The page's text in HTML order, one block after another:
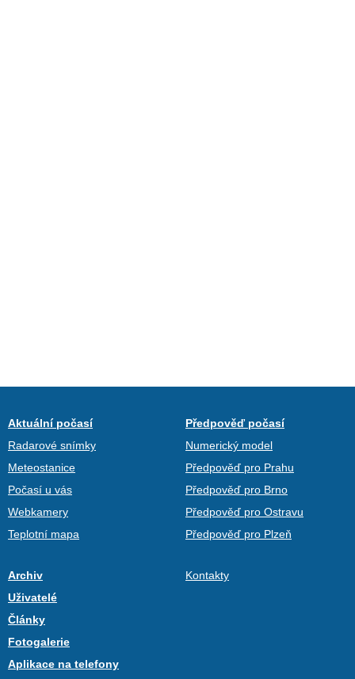
Aktuální počasí
Radarové snímky
Meteostanice
Počasí u vás
Webkamery
Teplotní mapa
Předpověď počasí
Numerický model
Předpověď pro Prahu
Předpověď pro Brno
Předpověď pro Ostravu
Předpověď pro Plzeň
Archiv
Uživatelé
Články
Fotogalerie
Aplikace na telefony
Kontakty